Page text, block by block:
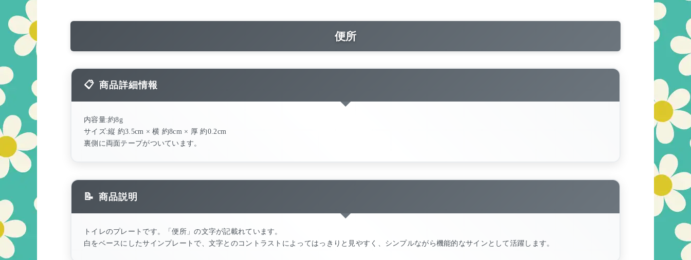
便所
商品詳細情報
内容量:約8g
サイズ:縦 約3.5cm × 横 約8cm × 厚 約0.2cm
裏側に両面テープがついています。
商品説明
トイレのプレートです。「便所」の文字が記載れています。
白をベースにしたサインプレートで、文字とのコントラストによってはっきりと見やすく、シンプルながら機能的なサインとして活躍します。